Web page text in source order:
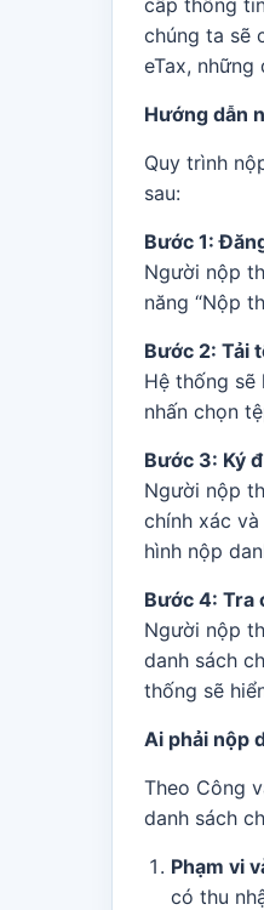
cấp thông
chúng ta sẽ
eTax,
Hướng dẫn
Quy trình
sau:
Bước 1:
Người nộp
năng “Nộp
Bước 2: Tải
Hệ thống sẽ
nhấn chọn
Bước 3: Ký
Người nộp
chính xác
hình nộp
Bước 4: Tra
Người nộp
danh sách
thống sẽ
Ai phải nộp
Theo Công
danh sách
Phạm vi
có thu